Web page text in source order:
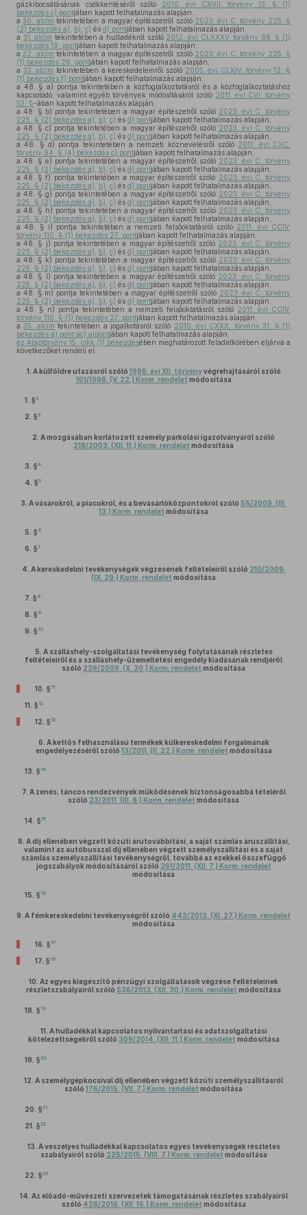
gázkibocsátásának csökkentéséről szóló
2010. évi CXVII. törvény 13. § (1)
bekezdés c) pontjában kapott felhatalmazás alapján,
a30. alcím tekintetében a magyar építészetről szóló 2023. évi C. törvény 225. §
(2) bekezdés a)
b) c) és d) pontjában kapott felhatalmazás alapján,
a 31. alcím tekintetében a hulladékról szóló 2012. évi CLXXXV. törvény 88. § (1)
bekezdés 19. pontjában kapott felhatalmazás alapján,
a32. alcím tekintetében a magyar építészetről szóló 2023. évi C. törvény 225. §
(1) bekezdés 26. pontjában kapott felhatalmazás alapján,
a 33. alcím tekintetében a kereskedelemről szóló 2005. évi CLXIV. törvény 12. §
(1) bekezdés f) pontjában kapott felhatalmazás alapján,
a 48. § a) pontja tekintetében a közfoglalkoztatásról és a közfoglalkoztatáshoz
kapcsolódó, valamint egyéb törvények módosításáról szóló 2011. évi CVI. törvény
53. §-ában kapott felhatalmazás alapján,
a 48. § b) pontja tekintetében a magyar építészetről szóló 2023. évi C. törvény
225. § (2) bekezdés a)
b) c) és d) pontjában kapott felhatalmazás alapján,
a 48. § c) pontja tekintetében a magyar építészetről szóló 2023. évi C. törvény
225. § (2) bekezdés a)
b) c) és d) pontjában kapott felhatalmazás alapján,
a 48. § d) pontja tekintetében a nemzeti köznevelésről szóló 2011. évi CXC.
törvény 94. § (4) bekezdés c) pontjában kapott felhatalmazás alapján,
a 48. § e) pontja tekintetében a magyar építészetről szóló 2023. évi C. törvény
225. § (2) bekezdés a)
b) c) és d) pontjában kapott felhatalmazás alapján,
a 48. § f) pontja tekintetében a magyar építészetről szóló 2023. évi C. törvény
225. § (2) bekezdés a)
b) c) és d) pontjában kapott felhatalmazás alapján,
a 48. § g) pontja tekintetében a magyar építészetről szóló 2023. évi C. törvény
225. § (2) bekezdés a)
b) c) és d) pontjában kapott felhatalmazás alapján,
a 48. § h) pontja tekintetében a magyar építészetről szóló 2023. évi C. törvény
225. § (2) bekezdés a)
b) c) és d) pontjában kapott felhatalmazás alapján,
a 48. § i) pontja tekintetében a nemzeti felsőoktatásról szóló 2011. évi CCIV.
törvény 110. § (1) bekezdés 27. pontjában kapott felhatalmazás alapján,
a 48. § j) pontja tekintetében a magyar építészetről szóló 2023. évi C. törvény
225. § (2) bekezdés a)
b) c) és d) pontjában kapott felhatalmazás alapján,
a 48. § k) pontja tekintetében a magyar építészetről szóló 2023. évi C. törvény
225. § (2) bekezdés a)
b) c) és d) pontjában kapott felhatalmazás alapján,
a 48. § l) pontja tekintetében a magyar építészetről szóló 2023. évi C. törvény
225. § (2) bekezdés a)
b) c) és d) pontjában kapott felhatalmazás alapján,
a 48. § m) pontja tekintetében a magyar építészetről szóló 2023. évi C. törvény
225. § (2) bekezdés a)
b) c) és d) pontjában kapott felhatalmazás alapján,
a 48. § n) pontja tekintetében a nemzeti felsőoktatásról szóló 2011. évi CCIV.
törvény 110. § (1) bekezdés 27. pontjában kapott felhatalmazás alapján,
a35. alcím tekintetében a jogalkotásról szóló 2010. évi CXXX. törvény 31. § (1)
bekezdés a) pont ac) alpontjában kapott felhatalmazás alapján,
az Alaptörvény 15. cikk (1) bekezdésében meghatározott feladatkörében eljárva a
következőket rendeli el:
1. A külföldre utazásról szóló 1998. évi XII. törvényvégrehajtásáról szóló
101/1998. (V. 22.) Korm. rendelet módosítása
1. §2
2. §3
2. A mozgásában korlátozott személy parkolási igazolványáról szóló
218/2003. (XII. 11.) Korm. rendelet módosítása
3. §4
4. §5
3. A vásárokról, a piacokról, és a bevásárlóközpontokról szóló 55/2009. (III.
13.) Korm. rendelet módosítása
5. § 6
6. §7
4. A kereskedelmi tevékenységek végzésének feltételeiről szóló 210/2009.
(IX. 29.) Korm. rendelet módosítása
7. § 8
8. § 9
9. § 10
5. A szálláshely-szolgáltatási tevékenység folytatásának részletes
feltételeiről és a szálláshely-üzemeltetési engedély kiadásának rendjéről
szóló 239/2009. (X. 20.) Korm. rendelet módosítása
10. § 11
11. § 12
12. § 13
6. A kettős felhasználású termékek külkereskedelmi forgalmának
engedélyezéséről szóló 13/2011. (II. 22.) Korm. rendelet módosítása
13. § 14
7. A zenés, táncos rendezvények működésének biztonságosabbá tételéről
szóló 23/2011. (III. 8.) Korm. rendelet módosítása
14. § 15
8. A díj ellenében végzett közúti árutovábbítási, a saját számlás áruszállítási,
valamint az autóbusszal díj ellenében végzett személyszállítási és a saját
számlás személyszállítási tevékenységről, továbbá az ezekkel összefüggő
jogszabályok módosításáról szóló 261/2011. (XII. 7.) Korm. rendelet
módosítása
15. § 16
9. A fémkereskedelmi tevékenységről szóló 443/2013. (XI. 27.) Korm. rendelet
módosítása
16. § 17
17. § 18
10. Az egyes kiegészítő pénzügyi szolgáltatások végzése feltételeinek
részletszabályairól szóló 536/2013. (XII. 30.) Korm. rendelet módosítása
18. § 19
11. A hulladékkal kapcsolatos nyilvántartási és adatszolgáltatási
kötelezettségekről szóló 309/2014. (XII. 11.) Korm. rendelet módosítása
19. §20
12. A személygépkocsival díj ellenében végzett közúti személyszállításról
szóló 176/2015. (VII. 7.) Korm. rendelet módosítása
20. §21
21. §22
13. A veszélyes hulladékkal kapcsolatos egyes tevékenységek részletes
szabályairól szóló 225/2015. (VIII. 7.) Korm. rendelet módosítása
22. §23
14. Az előadó-művészeti szervezetek támogatásának részletes szabályairól
szóló 428/2016. (XII. 15.) Korm. rendelet módosítása